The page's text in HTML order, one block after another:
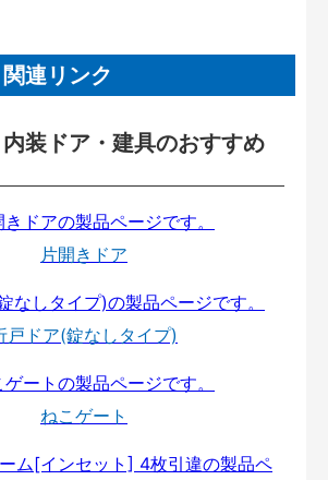
連リンク
装ドア・建具のおすすめ
片開きドア
戸ドア(錠なしタイプ)
ねこゲート